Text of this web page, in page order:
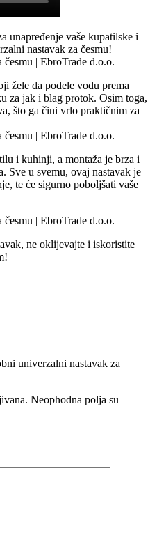
unapređenje vaše kupatilske i
nastavak za česmu!
žele da podele vodu prema
za jak i blag protok. Osim toga,
što ga čini vrlo praktičnim za
i kuhinji, a montaža je brza i
Sve u svemu, ovaj nastavak je
te će sigurno poboljšati vaše
ne oklijevajte i iskoristite
univerzalni nastavak za
Neophodna polja su